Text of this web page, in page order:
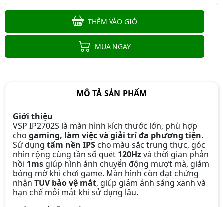
THÊM VÀO GIỎ
MUA NGAY
MÔ TẢ SẢN PHẨM
Giới thiệu
VSP IP2702S là màn hình kích thước lớn, phù hợp
cho gaming, làm việc và giải trí đa phương tiện.
Sử dụng tấm nền IPS cho màu sắc trung thực, góc
nhìn rộng cùng tần số quét 120Hzvà thời gian phản
hồi 1ms giúp hình ảnh chuyển động mượt mà, giảm
bóng mờ khi chơi game. Màn hình còn đạt chứng
nhận TUV bảo vệ mắt, giúp giảm ánh sáng xanh và
hạn chế mỏi mắt khi sử dụng lâu.
Màn hình Gaming MSI MAG 275QF
2K | 27 inch, QHD, IPS, 180Hz,
Màn hình Gaming E-DRA
EGM27F100 27 inch FullHD 100hz
1.990.000đ 2.490.000đ